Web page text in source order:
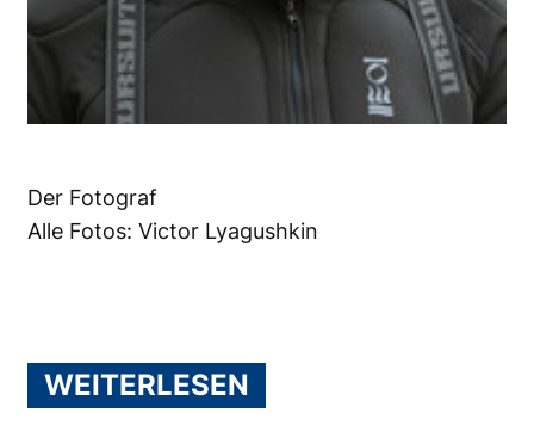
Der Fotograf
Alle Fotos: Victor Lyagushkin
WEITERLESEN